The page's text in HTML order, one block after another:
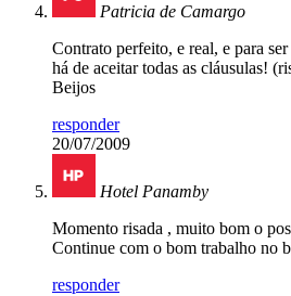
Patricia de Camargo
Contrato perfeito, e real, e para
há de aceitar todas as cláusulas!
Beijos
responder
20/07/2009
Hotel Panamby
Momento risada , muito bom o
Continue com o bom trabalho no
responder